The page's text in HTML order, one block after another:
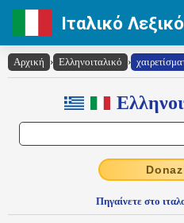
Ιταλικό Λεξικό
Αρχική › Ελληνοιταλικό ›
Πηγαίνετε στο